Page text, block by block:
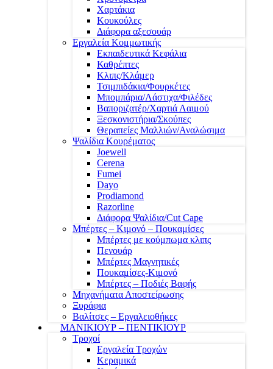
Χαρτάκια
Κουκούλες
Διάφορα αξεσουάρ
Εργαλεία Κομμωτικής
Εκπαιδευτικά Κεφάλια
Καθρέπτες
Κλιπς/Κλάμερ
Τσιμπιδάκια/Φουρκέτες
Μπομπάρια/Λάστιχα/Φιλέδες
Βαποριζατέρ/Χαρτιά Λαιμού
Ξεσκονιστήρια/Σκούπες
Θεραπείες Μαλλιών/Αναλώσιμα
Ψαλίδια Κουρέματος
Joewell
Cerena
Fumei
Dayo
Prodiamond
Razorline
Διάφορα Ψαλίδια/Cut Cape
Μπέρτες – Κιμονό – Πουκαμίσες
Μπέρτες με κούμπωμα κλιπς
Πενουάρ
Μπέρτες Μαγνητικές
Πουκαμίσες-Κιμονό
Μπέρτες – Ποδιές Βαφής
Μηχανήματα Αποστείρωσης
Ξυράφια
Βαλίτσες – Εργαλειοθήκες
ΜΑΝΙΚΙΟΥΡ – ΠΕΝΤΙΚΙΟΥΡ
Τροχοί
Εργαλεία Τροχών
Κεραμικά